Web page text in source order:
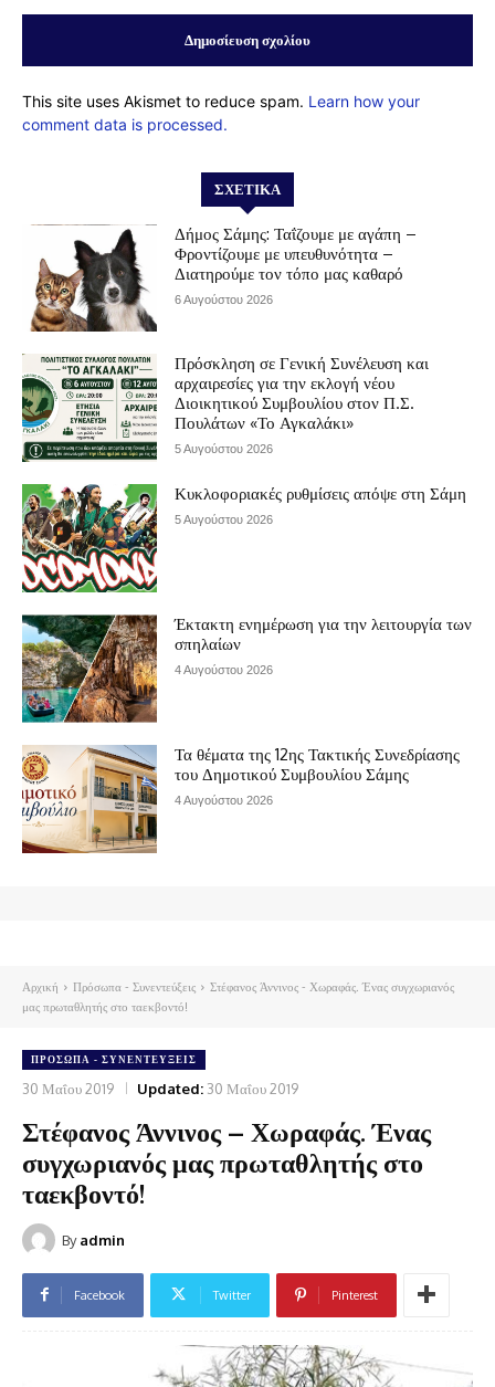
This site uses Akismet to reduce spam. Learn how your
comment data is processed.
ΣΧΕΤΙΚΆ
Δήμος Σάμης: Ταΐζουμε με αγάπη –
Φροντίζουμε με υπευθυνότητα –
Διατηρούμε τον τόπο μας καθαρό
6 Αυγούστου 2026
Πρόσκληση σε Γενική Συνέλευση και
αρχαιρεσίες για την εκλογή νέου
Διοικητικού Συμβουλίου στον Π.Σ.
Πουλάτων «Το Αγκαλάκι»
5 Αυγούστου 2026
Κυκλοφοριακές ρυθμίσεις απόψε στη Σάμη
5 Αυγούστου 2026
Έκτακτη ενημέρωση για την λειτουργία των
σπηλαίων
4 Αυγούστου 2026
Τα θέματα της 12ης Τακτικής Συνεδρίασης
του Δημοτικού Συμβουλίου Σάμης
4 Αυγούστου 2026